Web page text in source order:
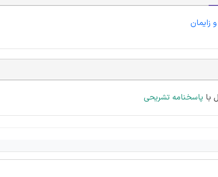
زایمان
پاسخنامه تشریحی